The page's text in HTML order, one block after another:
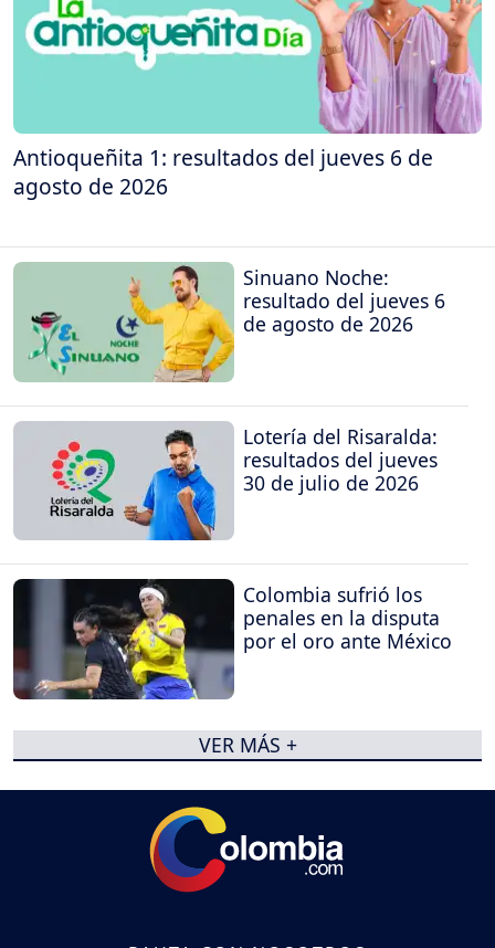
Antioqueñita 1: resultados del jueves 6 de
agosto de 2026
Sinuano Noche:
resultado del jueves 6
de agosto de 2026
Lotería del Risaralda:
resultados del jueves
30 de julio de 2026
Colombia sufrió los
penales en la disputa
por el oro ante México
VER MÁS +